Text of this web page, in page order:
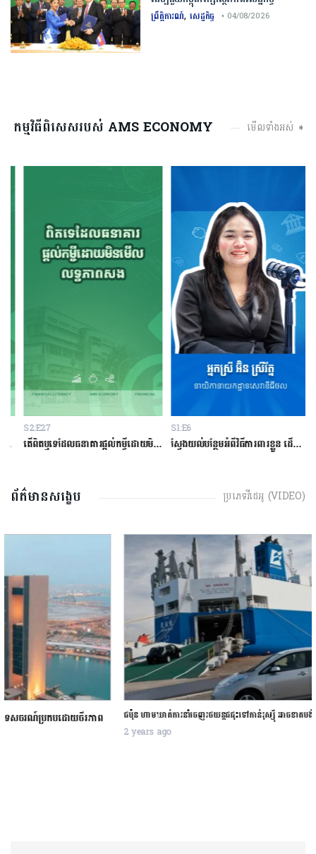
ព្រឹត្តិការណ៍, សេដ្ឋកិច្ច • 04/08/2026
កម្មវិធីពិសេសរបស់ AMS ECONOMY មើលទាំងអស់ ➧
S2:E27
តើពិតឬទេដែលធនាគារផ្ដល់កម្ចីដោយមិនសិក្សាលើលទ្ធភាពសងត្រឡប់?
S1:E6
ស្វែងយល់បន្ថែមអំពីវិធីការពារខ្លួន ដើម្បីជៀសវាងពីការឆបោកតាមបច្ចេកវិទ្យាហិរញ្ញវត្ថុ!
ព័ត៌មានសង្ខេប ប្រភេទវីដេអូ (VIDEO)
ជប៉ុន ហាមឃាត់ការនាំចេញរថយន្តជជុះទៅកាន់រុស្ស៊ី អាចខាតបង់ជិត ២ ពាន់លានដុល្លារ